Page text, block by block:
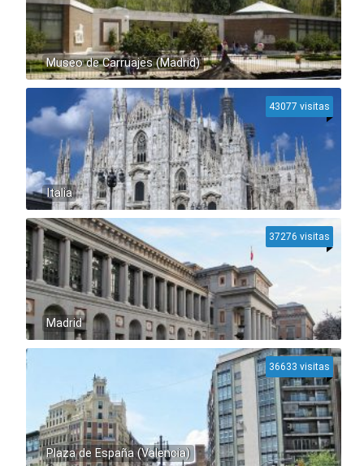
Museo de Carruajes (Madrid)
Italia
43077 visitas
Madrid
37276 visitas
Plaza de España (Valencia)
36633 visitas